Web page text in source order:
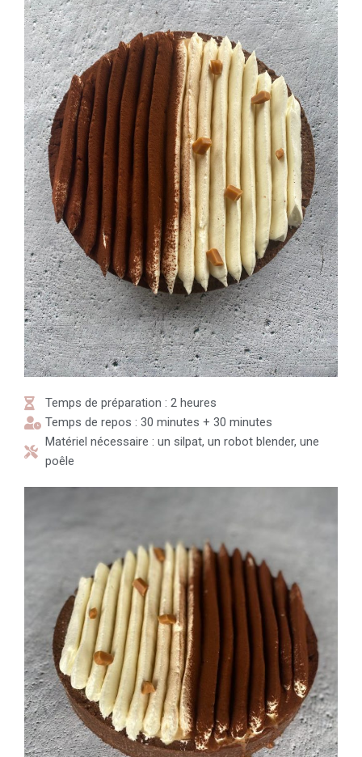
Temps de préparation : 2 heures
Temps de repos : 30 minutes + 30 minutes
Matériel nécessaire : un silpat, un robot blender, une
poêle